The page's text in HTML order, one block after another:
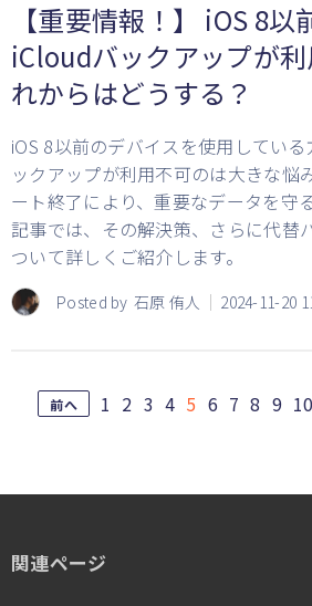
【重要情報！】 iOS 8
iCloudバックアップが
れからはどうする？
iOS 8以前のデバイスを使用してい
ックアップが利用不可のは大きな悩
ート終了により、重要なデータを守
記事では、その解決策、さらに代替
ついて詳しくご紹介します。
Posted by 石原 侑人 2024-11-20
前へ 1 2 3 4 5 6 7 8 9 10
関連ページ